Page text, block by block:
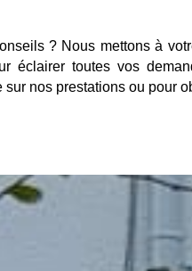
? Nous mettons à
éclairer toutes vos
sur nos prestations ou pour